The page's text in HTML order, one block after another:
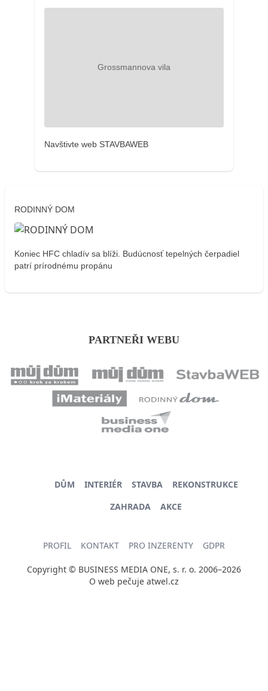
Navštivte web STAVBAWEB
RODINNÝ DOM
Koniec HFC chladív sa blíži. Budúcnosť tepelných čerpadiel
patrí prírodnému propánu
PARTNEŘI WEBU
DŮM INTERIÉR STAVBA
REKONSTRUKCE
ZAHRADA
AKCE
PROFIL KONTAKT PRO INZERENTY GDPR
Copyright © BUSINESS MEDIA ONE, s. r. o. 2006–2026